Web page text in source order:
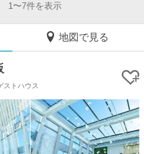
1〜7件を表示
地図で見る
ストハウス